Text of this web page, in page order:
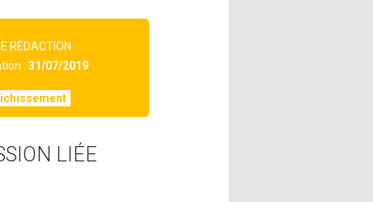
RÉDACTION
:31/07/2019
LIÉE